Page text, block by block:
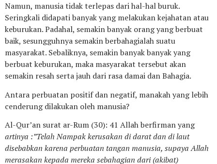
Namun, manusia tidak terlepas dari hal-hal buruk.
Seringkali didapati banyak yang melakukan kejahatan atau
keburukan. Padahal, semakin banyak orang yang berbuat
baik, sesungguhnya semakin berbahagialah suatu
masyarakat. Sebaliknya, semakin banyak banyak yang
berbuat keburukan, maka masyarakat tersebut akan
semakin resah serta jauh dari rasa damai dan Bahagia.
Antara perbuatan positif dan negatif, manakah yang lebih
cenderung dilakukan oleh manusia?
Al-Qur’an surat ar-Rum (30): 41 Allah berfirman yang
artinya :”Telah Nampak kerusakan di darat dan di laut
disebabkan karena perbuatan tangan manusia, supaya Allah
merasakan kepada mereka sebahagian dari (akibat)